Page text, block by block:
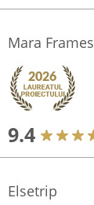
Mara Frames
9.4
Elsetrip